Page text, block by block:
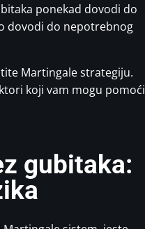
ponekad dovodi do
dovodi do nepotrebnog
Martingale strategiju.
koji vam mogu pomoći
gubitaka: